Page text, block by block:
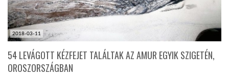
2018-03-11
54 LEVÁGOTT KÉZFEJET TALÁLTAK AZ AMUR EGYIK SZIGETÉN,
OROSZORSZÁGBAN